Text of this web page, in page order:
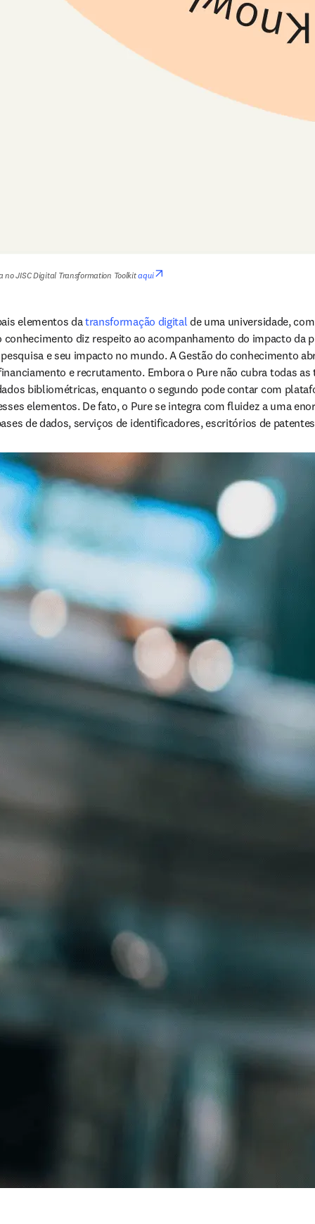
JISC Digital Transformation Toolkit aqui
elementos da transformação digital de uma universidade,
diz respeito ao acompanhamento do impacto
e seu impacto no mundo. A Gestão do conhecimento
e recrutamento. Embora o Pure não cubra todas
bibliométricas, enquanto o segundo pode contar com
elementos. De fato, o Pure se integra com fluidez a uma
de dados, serviços de identificadores, escritórios de